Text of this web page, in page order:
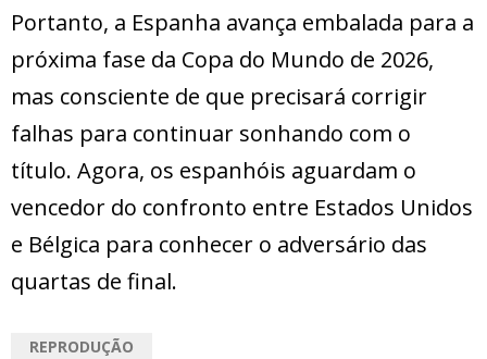
Portanto, a Espanha avança embalada para a
próxima fase da Copa do Mundo de 2026,
mas consciente de que precisará corrigir
falhas para continuar sonhando com o
título. Agora, os espanhóis aguardam o
vencedor do confronto entre Estados Unidos
e Bélgica para conhecer o adversário das
quartas de final.
REPRODUÇÃO